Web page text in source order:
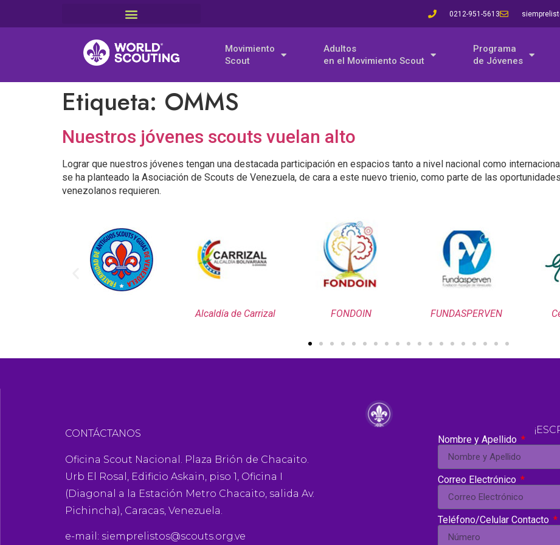
0212-951-5613
Movimiento
Scout
Adultos
en el Movimiento Scout
Programa
de Jóvenes
Etiqueta: OMMS
Nuestros jóvenes scouts vuelan alto
Lograr que nuestros jóvenes tengan una destacada participación en espacios tanto a nivel nacional como
se ha planteado la Asociación de Scouts de Venezuela, de cara a este nuevo trienio, como parte de las
venezolanos requieren.
Alcaldía de Carrizal FONDOIN FUNDASPERVEN
CONTÁCTANOS
Oficina Scout Nacional. Plaza Brión de Chacaito.
Urb El Rosal, Edificio Askain, piso 1, Oficina I
(Diagonal a la Estación Metro Chacaito, salida Av.
Pichincha), Caracas, Venezuela.
e-mail: siemprelistos@scouts.org.ve
Nombre y Apellido
Correo Electrónico
Teléfono/Celular Contacto